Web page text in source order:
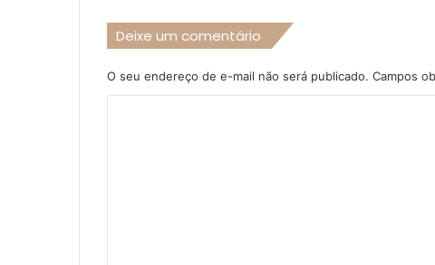
Deixe um comentário
O seu endereço de e-mail não será publicado. Campos